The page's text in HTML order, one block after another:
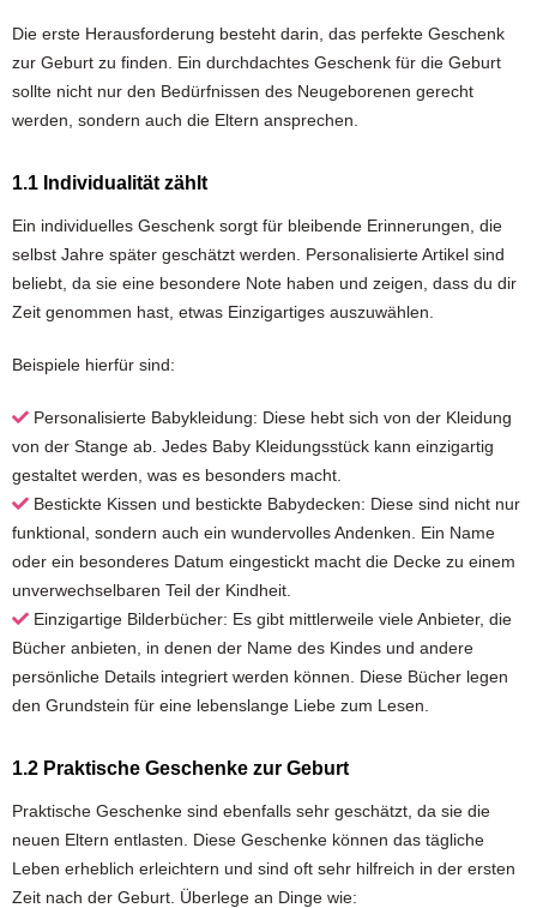
Die erste Herausforderung besteht darin, das perfekte Geschenk
zur Geburt zu finden. Ein durchdachtes Geschenk für die Geburt
sollte nicht nur den Bedürfnissen des Neugeborenen gerecht
werden, sondern auch die Eltern ansprechen.
1.1 Individualität zählt
Ein individuelles Geschenk sorgt für bleibende Erinnerungen, die
selbst Jahre später geschätzt werden. Personalisierte Artikel sind
beliebt, da sie eine besondere Note haben und zeigen, dass du dir
Zeit genommen hast, etwas Einzigartiges auszuwählen.
Beispiele hierfür sind:
Personalisierte Babykleidung: Diese hebt sich von der Kleidung
von der Stange ab. Jedes Baby Kleidungsstück kann einzigartig
gestaltet werden, was es besonders macht.
Bestickte Kissen und bestickte Babydecken: Diese sind nicht nur
funktional, sondern auch ein wundervolles Andenken. Ein Name
oder ein besonderes Datum eingestickt macht die Decke zu einem
unverwechselbaren Teil der Kindheit.
Einzigartige Bilderbücher: Es gibt mittlerweile viele Anbieter, die
Bücher anbieten, in denen der Name des Kindes und andere
persönliche Details integriert werden können. Diese Bücher legen
den Grundstein für eine lebenslange Liebe zum Lesen.
1.2 Praktische Geschenke zur Geburt
Praktische Geschenke sind ebenfalls sehr geschätzt, da sie die
neuen Eltern entlasten. Diese Geschenke können das tägliche
Leben erheblich erleichtern und sind oft sehr hilfreich in der ersten
Zeit nach der Geburt. Überlege an Dinge wie: